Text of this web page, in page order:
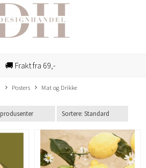
🚚 Frakt fra 69,-
Posters Mat og Drikke